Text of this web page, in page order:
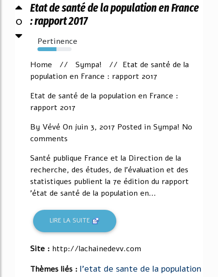
0
Etat de santé de la population en France
: rapport 2017
Pertinence
56%
Home // Sympa! // Etat de santé de la
population en France : rapport 2017
Etat de santé de la population en France :
rapport 2017
By Vévé On juin 3, 2017 Posted in Sympa! No
comments
Santé publique France et la Direction de la
recherche, des études, de l'évaluation et des
statistiques publient la 7e édition du rapport
'état de santé de la population en...
LIRE LA SUITE
Site : http://lachainedevv.com
Thèmes liés : l'etat de sante de la population